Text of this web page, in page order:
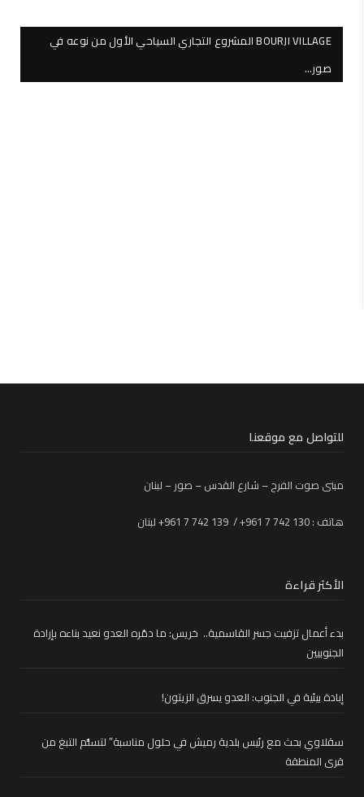
BOURJI VILLAGE المشروع التجاري السياحي الأول من نوعه في
صور…
للتواصل مع موقعنا
مبنى صوت الفرح – شارع القدس – صور – لبنان
هاتف : 130 742 7 961+ / 139 742 7 961+ لبنان
الأكثر قراءة
بدء أعمال تزفيت جسر القاسمية.. خريس: ما دمّره العدو نعيد بناءه بإرادة
الجنوبيين
إبادة بيئية في الجنوب: العدو يسرق الزيتون!
سقلاوي بحث مع رئيس بلدية رميش في حلول مناسبة” لتسلُّم التبغ من
قرى المنطقة